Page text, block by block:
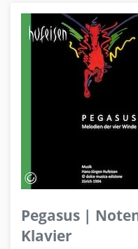
Pegasus |
Klavier